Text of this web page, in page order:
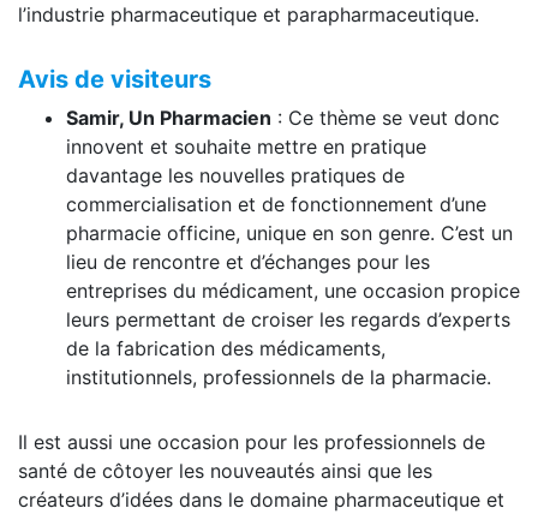
l’industrie pharmaceutique et parapharmaceutique.
Avis de visiteurs
Samir, Un Pharmacien : Ce thème se veut donc
innovent et souhaite mettre en pratique
davantage les nouvelles pratiques de
commercialisation et de fonctionnement d’une
pharmacie officine, unique en son genre. C’est un
lieu de rencontre et d’échanges pour les
entreprises du médicament, une occasion propice
leurs permettant de croiser les regards d’experts
de la fabrication des médicaments,
institutionnels, professionnels de la pharmacie.
Il est aussi une occasion pour les professionnels de
santé de côtoyer les nouveautés ainsi que les
créateurs d’idées dans le domaine pharmaceutique et